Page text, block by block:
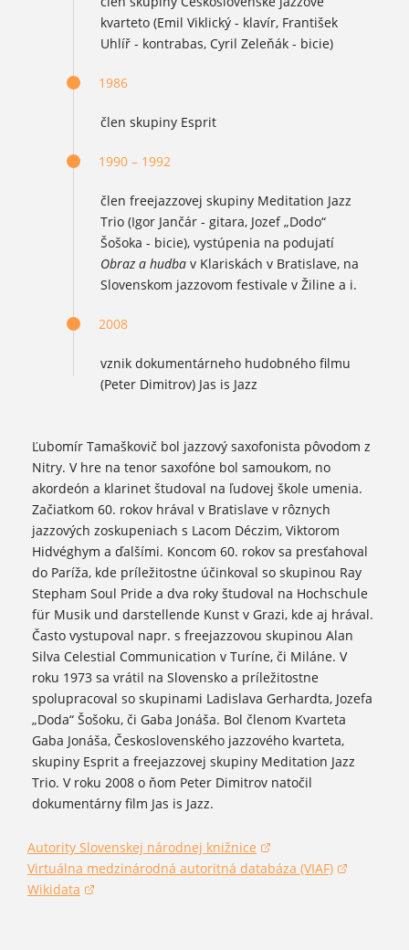
kvarteto (Emil Viklický - klavír, František
Uhlíř - kontrabas, Cyril Zeleňák - bicie)
1986
člen skupiny Esprit
1990 – 1992
člen freejazzovej skupiny Meditation Jazz
Trio (Igor Jančár - gitara, Jozef „Dodo“
Šošoka - bicie), vystúpenia na podujatí
Obraz a hudba v Klariskách v Bratislave, na
Slovenskom jazzovom festivale v Žiline a i.
2008
vznik dokumentárneho hudobného filmu
(Peter Dimitrov) Jas is Jazz
Ľubomír Tamaškovič bol jazzový saxofonista pôvodom z
Nitry. V hre na tenor saxofóne bol samoukom, no
akordeón a klarinet študoval na ľudovej škole umenia.
Začiatkom 60. rokov hrával v Bratislave v rôznych
jazzových zoskupeniach s Lacom Déczim, Viktorom
Hidvéghym a ďalšími. Koncom 60. rokov sa presťahoval
do Paríža, kde príležitostne účinkoval so skupinou Ray
Stepham Soul Pride a dva roky študoval na Hochschule
für Musik und darstellende Kunst v Grazi, kde aj hrával.
Často vystupoval napr. s freejazzovou skupinou Alan
Silva Celestial Communication v Turíne, či Miláne. V
roku 1973 sa vrátil na Slovensko a príležitostne
spolupracoval so skupinami Ladislava Gerhardta, Jozefa
„Doda“ Šošoku, či Gaba Jonáša. Bol členom Kvarteta
Gaba Jonáša, Československého jazzového kvarteta,
skupiny Esprit a freejazzovej skupiny Meditation Jazz
Trio. V roku 2008 o ňom Peter Dimitrov natočil
dokumentárny film Jas is Jazz.
Autority Slovenskej národnej knižnice
(otvorí sa v novom okne)
Virtuálna medzinárodná autoritná databáza (VIAF)
(otvorí sa v novom okne)
Wikidata
(otvorí sa v novom okne)